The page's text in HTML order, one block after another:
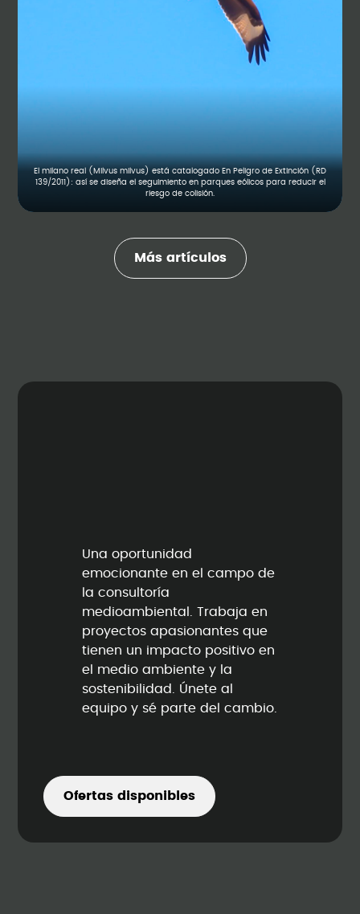
El milano real (Milvus milvus) está catalogado En Peligro de Extinción (RD
139/2011): así se diseña el seguimiento en parques eólicos para reducir el
riesgo de colisión.
Más artículos
Una oportunidad
emocionante en el campo de
la consultoría
medioambiental. Trabaja en
proyectos apasionantes que
tienen un impacto positivo en
el medio ambiente y la
sostenibilidad. Únete al
equipo y sé parte del cambio.
Ofertas disponibles